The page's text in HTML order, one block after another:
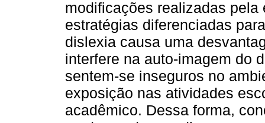
modificações realizadas
estratégias diferenciadas
dislexia causa uma
interfere na auto-imagem do
sentem-se inseguros no
exposição nas atividades
acadêmico. Dessa forma,